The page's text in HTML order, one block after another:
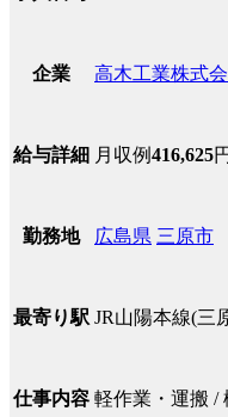
企業 高木工業株式
給与詳細 月収例416,625円
勤務地 広島県 三原市
最寄り駅 JR山陽本線(三
仕事内容 軽作業・運搬 /